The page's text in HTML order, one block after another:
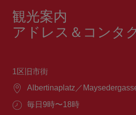
観光案内
アドレス＆コンタ
1区旧市街
場
Albertinaplatz／
営
毎日9時〜18時